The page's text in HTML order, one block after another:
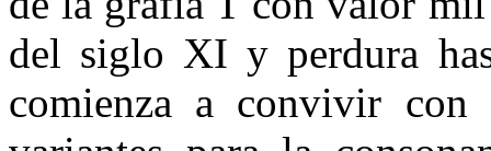
del siglo XI y perdura
comienza a convivir